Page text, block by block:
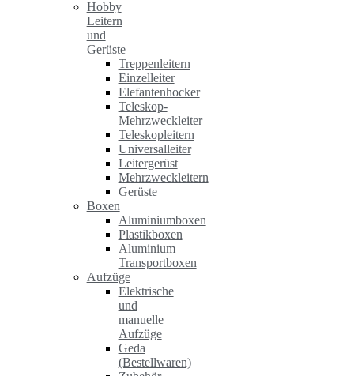
Hobby
Leitern
und
Gerüste
Treppenleitern
Einzelleiter
Elefantenhocker
Teleskop-
Mehrzweckleiter
Teleskopleitern
Universalleiter
Leitergerüst
Mehrzweckleitern
Gerüste
Boxen
Aluminiumboxen
Plastikboxen
Aluminium
Transportboxen
Aufzüge
Elektrische
und
manuelle
Aufzüge
Geda
(Bestellwaren)